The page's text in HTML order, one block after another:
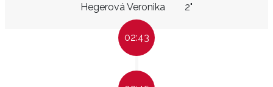
Hegerová Veronika 2"
02:43